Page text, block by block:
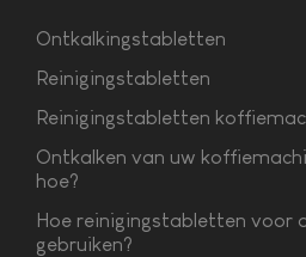
Ontkalkingstabletten
Reinigingstabletten
Reinigingstabletten
Ontkalken van uw
hoe?
Hoe reinigingstabletten voor
gebruiken?